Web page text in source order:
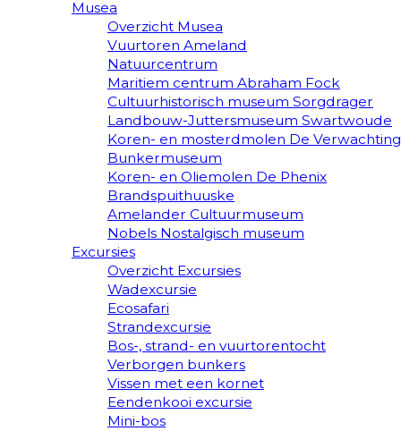
Musea
Overzicht Musea
Vuurtoren Ameland
Natuurcentrum
Maritiem centrum Abraham Fock
Cultuurhistorisch museum Sorgdrager
Landbouw-Juttersmuseum Swartwoude
Koren- en mosterdmolen De Verwachting
Bunkermuseum
Koren- en Oliemolen De Phenix
Brandspuithuuske
Amelander Cultuurmuseum
Nobels Nostalgisch museum
Excursies
Overzicht Excursies
Wadexcursie
Ecosafari
Strandexcursie
Bos-, strand- en vuurtorentocht
Verborgen bunkers
Vissen met een kornet
Eendenkooi excursie
Mini-bos